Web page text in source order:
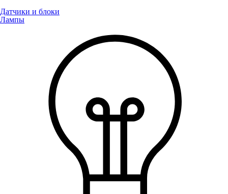
Датчики и блоки
Лампы